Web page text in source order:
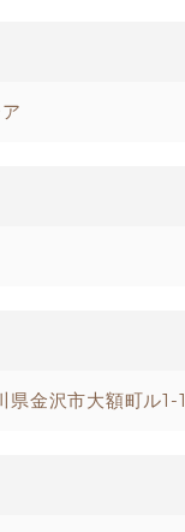
金沢市大額町ル1-1